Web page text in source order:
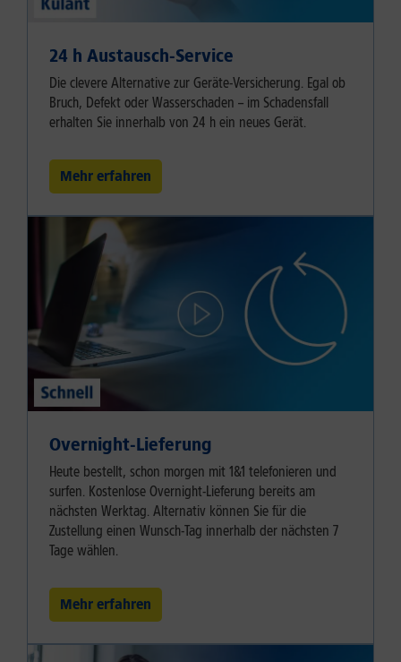
24 h Austausch-Service
Die clevere Alternative zur Geräte-Versicherung. Egal ob
Bruch, Defekt oder Wasserschaden – im Schadensfall
erhalten Sie innerhalb von 24 h ein neues Gerät.
Mehr erfahren
Overnight-Lieferung
Heute bestellt, schon morgen mit 1&1 telefonieren und
surfen. Kostenlose Overnight-Lieferung bereits am
nächsten Werktag. Alternativ können Sie für die
Zustellung einen Wunsch-Tag innerhalb der nächsten 7
Tage wählen.
Mehr erfahren